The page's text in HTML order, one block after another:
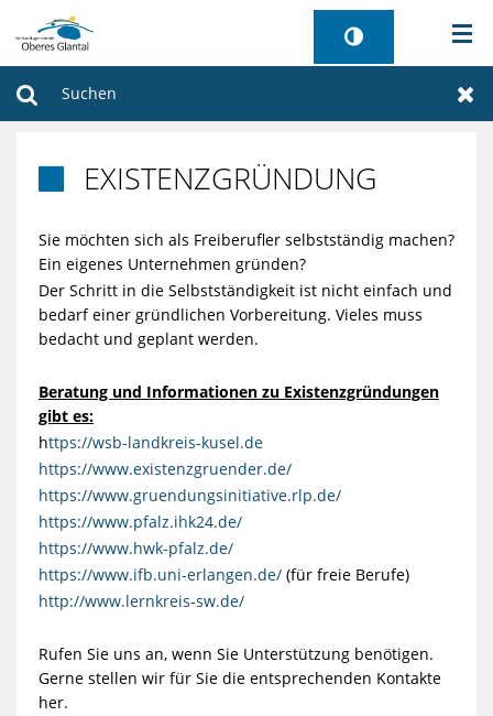
AKTUELLES
VERWALTUNG
GEMEINDEN
TOURISMUS
SANIERUNG FREIBAD
EXISTENZGRÜNDUNG
Sie möchten sich als Freiberufler selbstständig machen?
Ein eigenes Unternehmen gründen?
Der Schritt in die Selbstständigkeit ist nicht einfach und
bedarf einer gründlichen Vorbereitung. Vieles muss
bedacht und geplant werden.
Beratung und Informationen zu Existenzgründungen
gibt es:
https://wsb-landkreis-kusel.de
https://www.existenzgruender.de/
https://www.gruendungsinitiative.rlp.de/
https://www.pfalz.ihk24.de/
https://www.hwk-pfalz.de/
https://www.ifb.uni-erlangen.de/(für freie Berufe)
http://www.lernkreis-sw.de/
Rufen Sie uns an, wenn Sie Unterstützung benötigen.
Gerne stellen wir für Sie die entsprechenden Kontakte
her.